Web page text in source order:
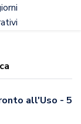
all'Uso - 5